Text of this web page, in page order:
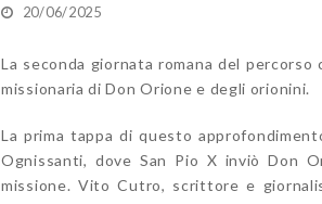
20/06/2025
La seconda giornata romana del
missionaria di Don Orione e degli orionini.
La prima tappa di questo
Ognissanti, dove San Pio X inviò Don
missione. Vito Cutro, scrittore e